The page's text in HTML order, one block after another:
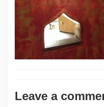
Leave a